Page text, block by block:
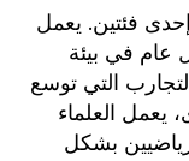
فئتين. يعمل
عام في بيئة
التي توسع
يعمل العلماء
بشكل